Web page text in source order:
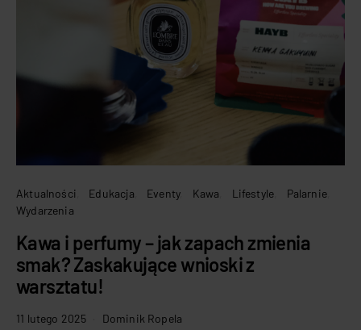
Aktualności Edukacja Eventy Kawa Lifestyle
Palarnie
Wydarzenia
Kawa i perfumy – jak zapach zmienia
smak? Zaskakujące wnioski z
warsztatu!
11 lutego 2025 Dominik Ropela